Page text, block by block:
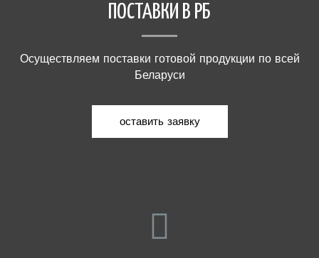
ПОСТАВКИ В РБ
Осуществляем поставки готовой продукции по всей
Беларуси
оставить заявку